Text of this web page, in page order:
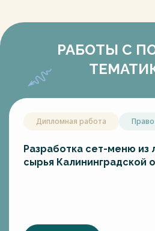
РАБОТЫ С
Дипломная работа
Разработка сет-меню из
сырья Калининградской